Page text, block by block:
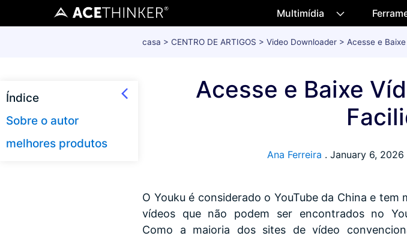
Multimídia
casa > CENTRO DE ARTIGOS > Video Downloader > Acesse e
Acesse e Baixe
Ana Ferreira . January 6, 2026
O Youku é considerado o YouTube da China e tem
vídeos que não podem ser encontrados no
Como a maioria dos sites de vídeo
Índice
Sobre o autor
melhores produtos